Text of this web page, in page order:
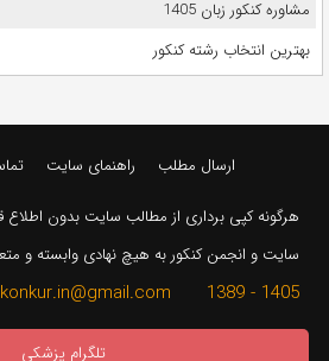
مشاوره کنکور زبان 1405
بهترین انتخاب رشته کنکور
ارسال مطلب راهنمای سایت
هرگونه کپی برداری از مطالب سایت بدون اطلاع
سایت و انجمن کنکور به هیچ نهادی وابسته و
1405 - 1389 konkur.in@gmail.com
تلگرام پزشکی